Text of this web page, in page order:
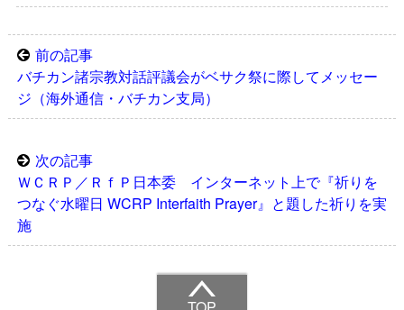
前の記事
バチカン諸宗教対話評議会がベサク祭に際してメッセー
ジ（海外通信・バチカン支局）
次の記事
ＷＣＲＰ／ＲｆＰ日本委 インターネット上で『祈りを
つなぐ水曜日 WCRP Interfaith Prayer』と題した祈りを実
施